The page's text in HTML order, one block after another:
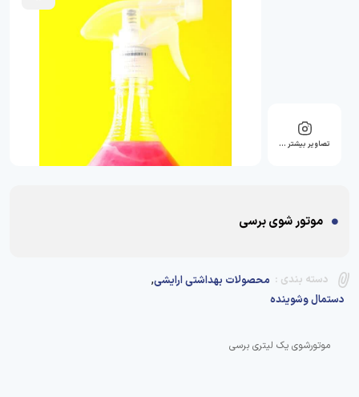
تصاویر بیشتر …
موتور شوی برسی
دسته بندی : محصولات بهداشتی ارایشی,
دستمال وشوینده
موتورشوی یک لیتری برسی